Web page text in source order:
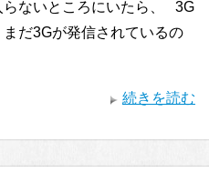
らないところにいたら、 3G
だ3Gが発信されているの
続きを読む